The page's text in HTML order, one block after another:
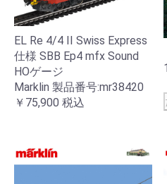
EL Re 4/4 II Swiss Express
仕様 SBB Ep4 mfx Sound
HOゲージ
Marklin 製品番号:mr38420
￥75,900 税込